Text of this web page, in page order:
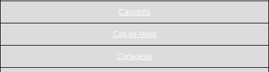
Canutells
Cap de Atruix
Cartagena